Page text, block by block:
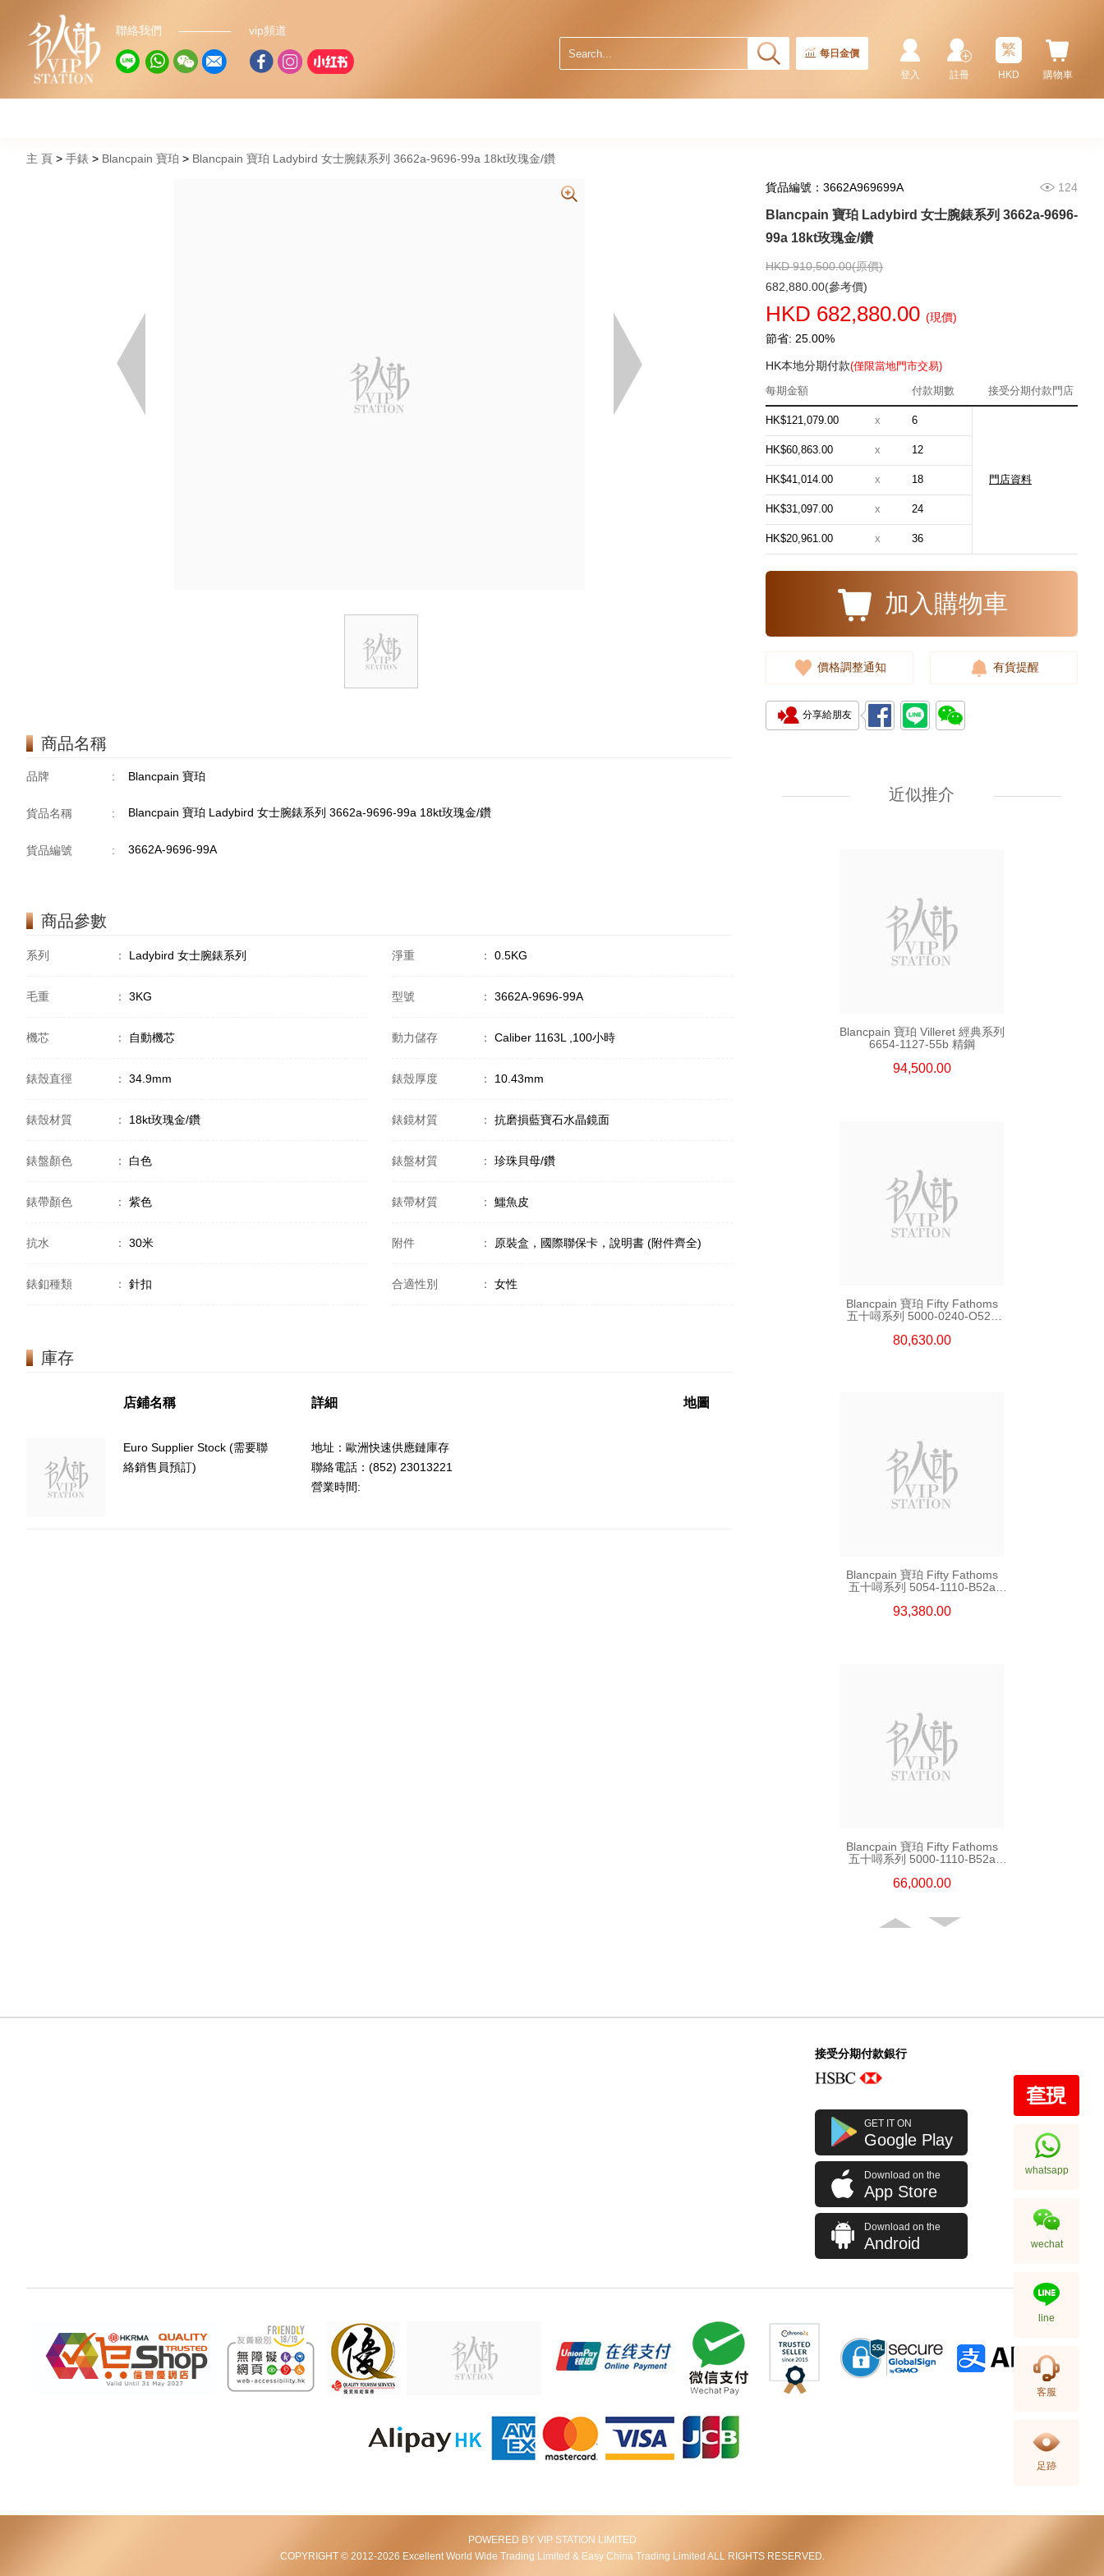
聯絡我們 vip頻道
每日金價
購物車
繁
HKD
註冊
登入
主 頁 手錶 Blancpain 寶珀 Blancpain 寶珀 Ladybird 女士腕錶系列 3662a-9696-99a 18kt玫瑰金/鑽
商品名稱
品牌 : Blancpain 寶珀
貨品名稱 : Blancpain 寶珀 Ladybird 女士腕錶系列 3662a-9696-99a 18kt玫瑰金/鑽
貨品編號 : 3662A-9696-99A
商品參數
系列 ： Ladybird 女士腕錶系列 淨重 ： 0.5KG
毛重 ： 3KG 型號 ： 3662A-9696-99A
機芯 ： 自動機芯 動力儲存 ： Caliber 1163L ,100小時
錶殼直徑 ： 34.9mm 錶殼厚度 ： 10.43mm
錶殼材質 ： 18kt玫瑰金/鑽 錶鏡材質 ： 抗磨損藍寶石水晶鏡面
錶盤顏色 ： 白色 錶盤材質 ： 珍珠貝母/鑽
錶帶顏色 ： 紫色 錶帶材質 ： 鱷魚皮
抗水 ： 30米 附件 ： 原裝盒，國際聯保卡，說明書 (附件齊全)
錶釦種類 ： 針扣 合適性別 ： 女性
庫存
店鋪名稱 詳細 地圖
Euro Supplier Stock (需要聯
絡銷售員預訂)
地址：歐洲快速供應鏈庫存
聯絡電話：(852) 23013221
營業時間:
貨品編號：3662A969699A 124
Blancpain 寶珀 Ladybird 女士腕錶系列 3662a-9696-
99a 18kt玫瑰金/鑽
HKD 910,500.00(原價)
682,880.00(參考價)
HKD 682,880.00 (現價)
節省: 25.00%
HK本地分期付款(僅限當地門市交易)
每期金額
付款期數 接受分期付款門店
HK$121,079.00 x 6
門店資料
HK$60,863.00 x 12
HK$41,014.00 x 18
HK$31,097.00 x 24
HK$20,961.00 x 36
加入購物車
價格調整通知 有貨提醒
分享給朋友
近似推介
Blancpain 寶珀 Fifty Fathoms
五十噚系列 5015-1130-52a 精鋼
Blancpain 寶珀 Villeret 經典系列
181,880.00
94,500.00
Blancpain 寶珀 Villeret 經典系列
6654-1127-55b 精鋼
94,500.00
Blancpain 寶珀 Fifty Fathoms
五十噚系列 5000-0240-O52a
80,630.00
Blancpain 寶珀 Fifty Fathoms
五十噚系列 5054-1110-B52a
93,380.00
Blancpain 寶珀 Fifty Fathoms
五十噚系列 5000-1110-B52a
66,000.00
Blancpain 寶珀 Fifty Fathoms
五十噚系列 5200-0153-B52a
陶瓷
108,000.00
接受分期付款銀行
GET IT ON
Google Play
Download on the
App Store
Download on the
Android
POWERED BY VIP STATION LIMITED
COPYRIGHT © 2012-2026 Excellent World Wide Trading Limited & Easy China Trading Limited ALL RIGHTS RESERVED.
whatsapp
wechat
line
客服
足跡